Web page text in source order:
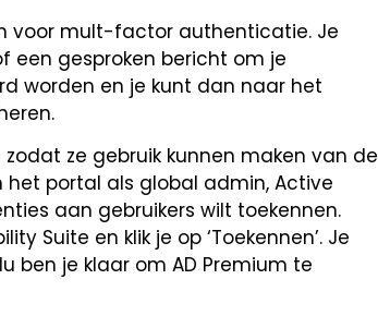
voor mult-factor authenticatie. Je
een gesproken bericht om je
worden en je kunt dan naar het
ze gebruik kunnen maken van de
het portal als global admin, Active
aan gebruikers wilt toekennen.
Suite en klik je op ‘Toekennen’. Je
ben je klaar om AD Premium te